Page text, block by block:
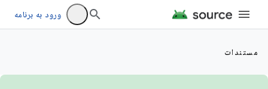
ورود به برنامه
مستندات